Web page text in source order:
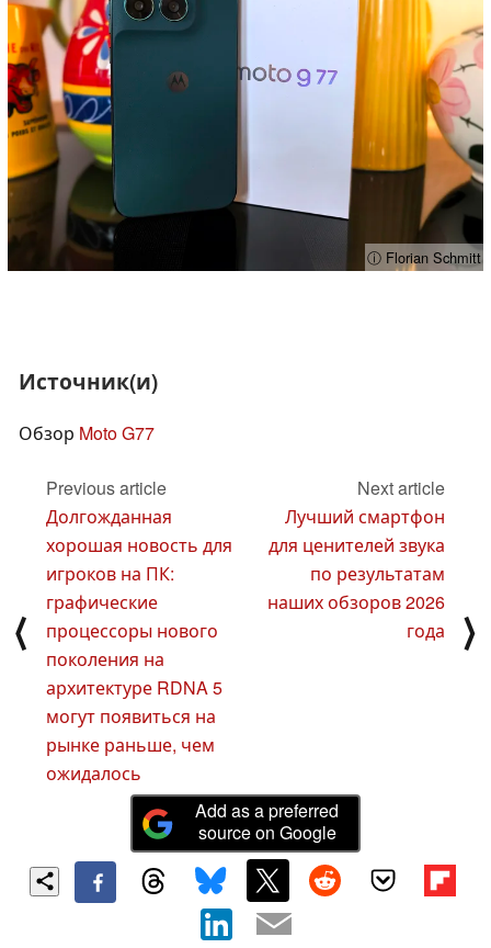
ⓘ Florian Schmitt
Источник(и)
Обзор Moto G77
⟨
Previous article
Долгожданная
хорошая новость для
игроков на ПК:
графические
процессоры нового
поколения на
архитектуре RDNA 5
могут появиться на
рынке раньше, чем
ожидалось
Next article
Лучший смартфон
для ценителей звука
по результатам
наших обзоров 2026
года
⟩
Add as a preferred
source on Google